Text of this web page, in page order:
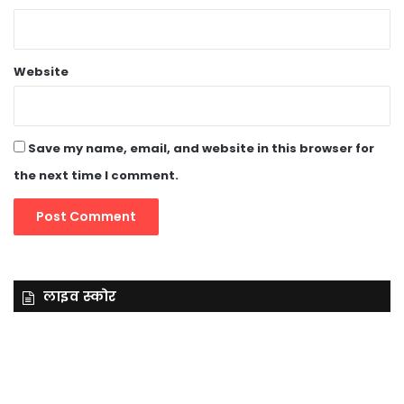
Website
Save my name, email, and website in this browser for
the next time I comment.
लाइव स्कोर